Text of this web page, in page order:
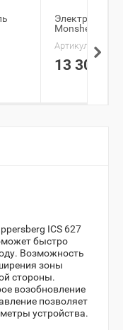
Monsher MHE
Артикул: 905573
13 300
ICS 627
быстро
Возможность
зоны
стороны.
возобновление
позволяет
устройства.